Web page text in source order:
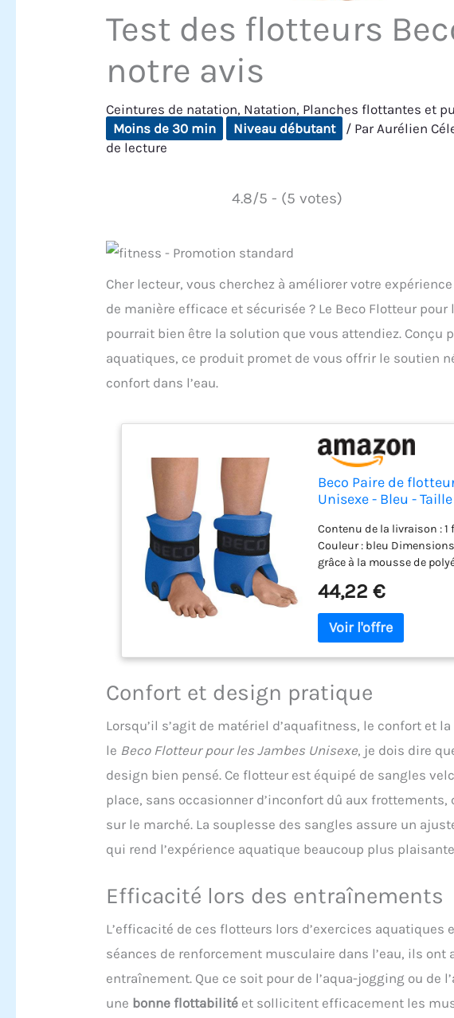
Test des flotteurs
notre avis
Ceintures de natation, Natation, Planches flottantes et
Moins de 30 min
Niveau débutant / ParAurélien
de lecture
4.8/5 - (5 votes)
Cher lecteur, vous cherchez à améliorer votre
de manière efficace et sécurisée ? Le Beco Flotteur
pourrait bien être la solution que vous attendiez. Conçu
aquatiques, ce produit promet de vous offrir le soutien
confort dans l’eau.
Beco Paire de
Unisexe - Bleu -
Contenu de la livraison :
Couleur : bleu
grâce à la mousse de
44,22 €
Confort et design pratique
Lorsqu’il s’agit de matériel d’aquafitness, le confort et
le Beco Flotteur pour les Jambes Unisexe, je dois dire
design bien pensé. Ce flotteur est équipé de sangles
place, sans occasionner d’inconfort dû aux
sur le marché. La souplesse des sangles assure un
qui rend l’expérience aquatique beaucoup plus
Efficacité lors des entraînements
L’efficacité de ces flotteurs lors d’exercices
séances de renforcement musculaire dans l’eau, ils
entraînement. Que ce soit pour de l’aqua-jogging ou de
une bonne flottabilité et sollicitent efficacement les